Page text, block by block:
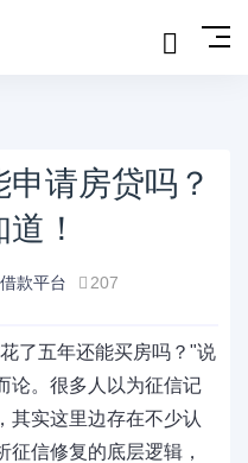
请房贷吗？
！
借款平台 207
了五年还能买房吗？"说
论。很多人以为征信记
其实这里边存在不少认
信修复的底层逻辑，